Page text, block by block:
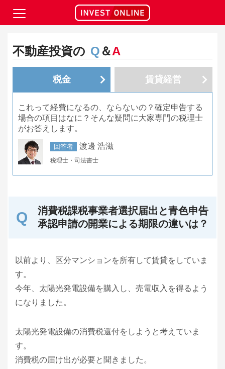
不動産投資の Q ＆A
税金 賃貸経営
これって経費になるの、ならないの？確定申告する
場合の項目はなに？そんな疑問に大家専門の税理士
がお答えします。
回答者 渡邊 浩滋
税理士・司法書士
消費税課税事業者選択届出と青色申告
承認申請の開業による期限の違いは？
以前より、区分マンションを所有して賃貸をしていま
す。
今年、太陽光発電設備を購入し、売電収入を得るよう
になりました。
太陽光発電設備の消費税還付をしようと考えていま
す。
消費税の届け出が必要と聞きました。